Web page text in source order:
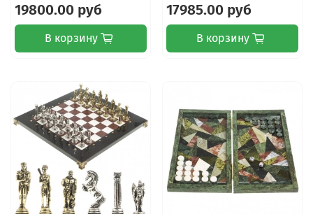
19800.00 руб
В корзину
17985.00 руб
В корзину